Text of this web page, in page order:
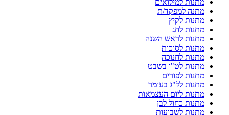
מתנות למילואים
מתנה למפקד/ת
מתנות לקיץ
מתנות לחג
מתנות לראש השנה
מתנות לסוכות
מתנות לחנוכה
מתנות לט"ו בשבט
מתנות לפורים
מתנות לל"ג בעומר
מתנות ליום העצמאות
מתנות כחול לבן
מתנות לשבועות